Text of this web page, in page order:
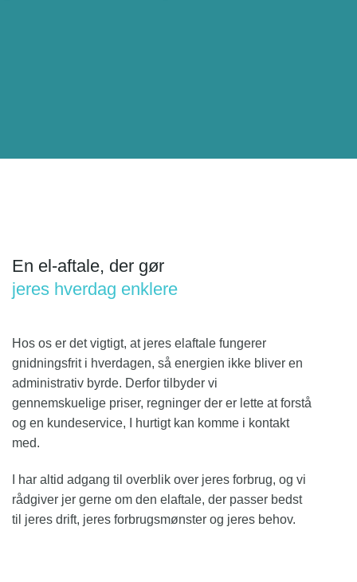
En el-aftale, der gør
jeres hverdag enklere
Hos os er det vigtigt, at jeres elaftale fungerer
gnidningsfrit i hverdagen, så energien ikke bliver en
administrativ byrde. Derfor tilbyder vi
gennemskuelige priser, regninger der er lette at forstå
og en kundeservice, I hurtigt kan komme i kontakt
med.
I har altid adgang til overblik over jeres forbrug, og vi
rådgiver jer gerne om den elaftale, der passer bedst
til jeres drift, jeres forbrugsmønster og jeres behov.